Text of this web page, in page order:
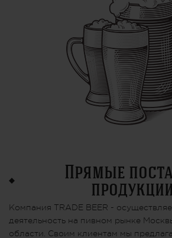
Прямые
Компания TRADE BEER -
деятельность на пивном рынке
области. Своим клиентам мы